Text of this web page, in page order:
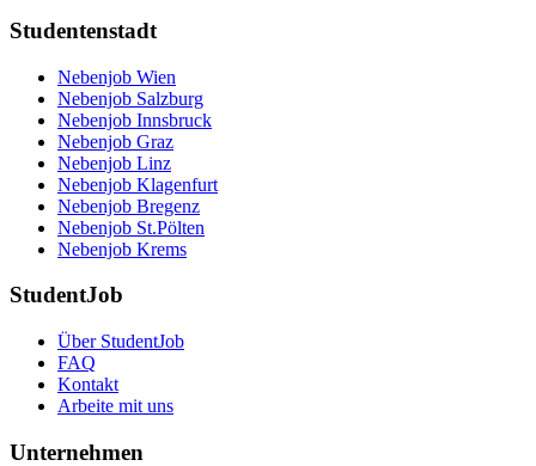
Studentenstadt
Nebenjob Wien
Nebenjob Salzburg
Nebenjob Innsbruck
Nebenjob Graz
Nebenjob Linz
Nebenjob Klagenfurt
Nebenjob Bregenz
Nebenjob St.Pölten
Nebenjob Krems
StudentJob
Über StudentJob
FAQ
Kontakt
Arbeite mit uns
Unternehmen